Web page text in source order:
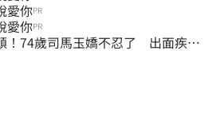
愛你PR
愛你PR
！74歲司馬玉嬌不忍了 出面疾呼1